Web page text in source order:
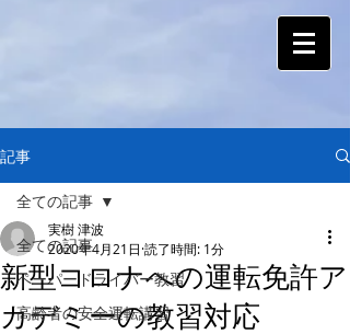
記事
全ての記事
ペーパードライバー教習
高齢者の安全運転講習
全ての記事
新型コロナへの運転免許ア
カデミーの教習対応
実樹 津波
2020年4月21日 読了時間: 1分